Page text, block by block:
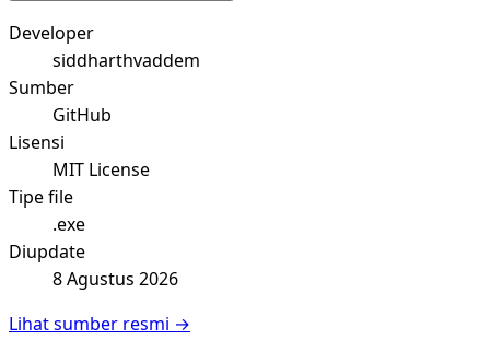
Developer
siddharthvaddem
Sumber
GitHub
Lisensi
MIT License
Tipe file
.exe
Diupdate
8 Agustus 2026
Lihat sumber resmi →